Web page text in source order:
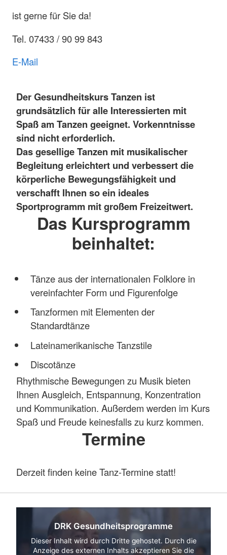
ist gerne für Sie da!
Tel. 07433 / 90 99 843
E-Mail
Der Gesundheitskurs Tanzen ist
grundsätzlich für alle Interessierten mit
Spaß am Tanzen geeignet. Vorkenntnisse
sind nicht erforderlich.
Das gesellige Tanzen mit musikalischer
Begleitung erleichtert und verbessert die
körperliche Bewegungsfähigkeit und
verschafft Ihnen so ein ideales
Sportprogramm mit großem Freizeitwert.
Das Kursprogramm
beinhaltet:
Tänze aus der internationalen Folklore in
vereinfachter Form und Figurenfolge
Tanzformen mit Elementen der
Standardtänze
Lateinamerikanische Tanzstile
Discotänze
Rhythmische Bewegungen zu Musik bieten
Ihnen Ausgleich, Entspannung, Konzentration
und Kommunikation. Außerdem werden im Kurs
Spaß und Freude keinesfalls zu kurz kommen.
Termine
Derzeit finden keine Tanz-Termine statt!
DRK Gesundheitsprogramme
Dieser Inhalt wird durch Dritte gehostet. Durch die
Anzeige des externen Inhalts akzeptieren Sie die